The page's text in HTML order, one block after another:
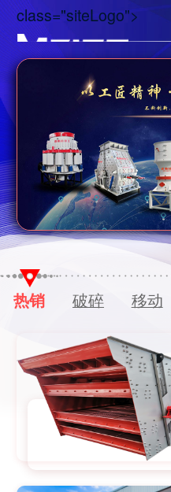
class="siteLogo">
热销 破碎 移动